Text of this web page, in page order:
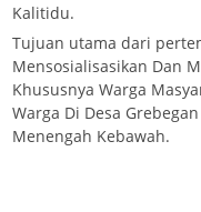
Kalitidu.
Tujuan utama dari
Mensosialisasikan Dan
Khususnya Warga
Warga Di Desa
Menengah Kebawah.